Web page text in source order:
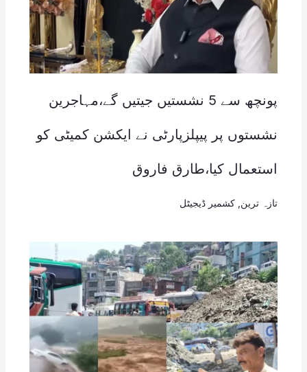
پونچھ سے 5 نشستیں جیتیں گے،مہاجرین
نشستوں پر پیپلزپارٹی نے ایکشن کمیٹی کو
استعمال کیا،طارق فاروق
تازہ ترین کشمیر ڈیجیٹل